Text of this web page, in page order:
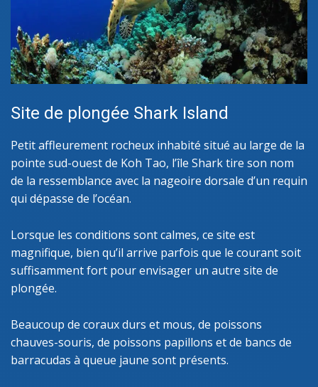
Site de plongée Shark Island
Petit affleurement rocheux inhabité situé au large de la
pointe sud-ouest de Koh Tao, l’île Shark tire son nom
de la ressemblance avec la nageoire dorsale d’un requin
qui dépasse de l’océan.
Lorsque les conditions sont calmes, ce site est
magnifique, bien qu’il arrive parfois que le courant soit
suffisamment fort pour envisager un autre site de
plongée.
Beaucoup de coraux durs et mous, de poissons
chauves-souris, de poissons papillons et de bancs de
barracudas à queue jaune sont présents.